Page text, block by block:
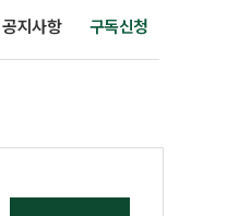
공지사항 구독신청